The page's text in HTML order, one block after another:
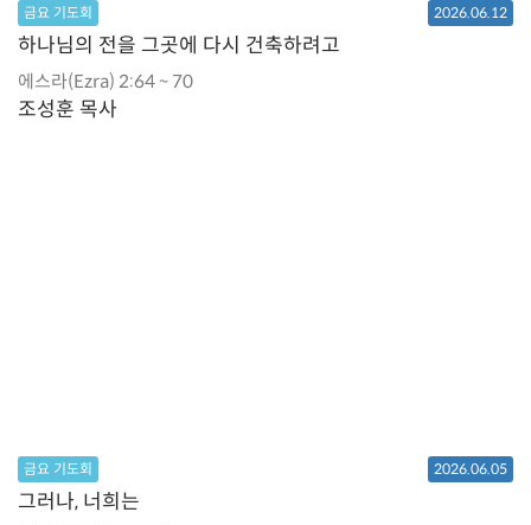
금요 기도회 2026.06.12
하나님의 전을 그곳에 다시 건축하려고
에스라(Ezra) 2:64 ~ 70
조성훈 목사
금요 기도회 2026.06.05
그러나, 너희는